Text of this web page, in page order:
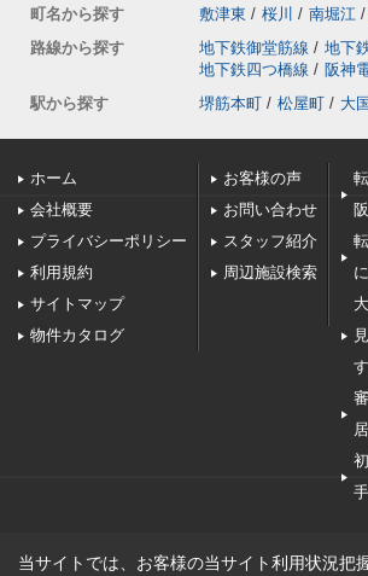
町名から探す 敷津東 / 桜川 / 南堀江 /
路線から探す
地下鉄御堂筋線 / 地下
地下鉄四つ橋線 / 阪神
駅から探す
堺筋本町 / 松屋町 / 大
ホーム
会社概要
プライバシーポリシー
利用規約
サイトマップ
物件カタログ
お客様の声
お問い合わせ
スタッフ紹介
周辺施設検索
当サイトでは、お客様の当サイト利用状況把